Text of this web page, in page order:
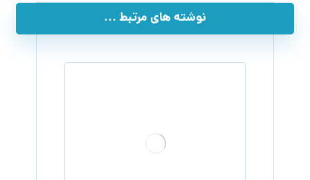
نوشته های مرتبط ...